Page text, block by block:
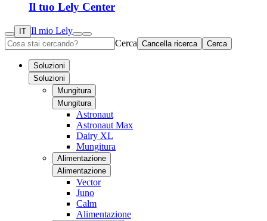
Il tuo Lely Center
IT Il mio Lely
Cerca Cancella ricerca Cerca
Soluzioni
Soluzioni
Mungitura
Mungitura
Astronaut
Astronaut Max
Dairy XL
Mungitura
Alimentazione
Alimentazione
Vector
Juno
Calm
Alimentazione